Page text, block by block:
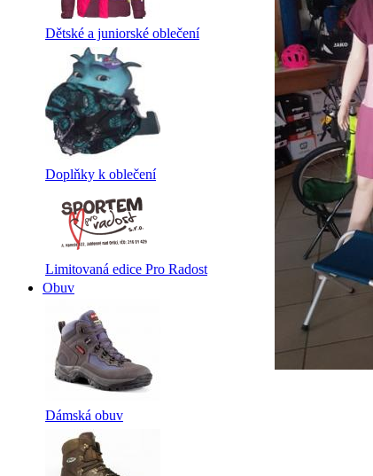
Dětské a juniorské oblečení
Doplňky k oblečení
Limitovaná edice Pro Radost
Obuv
Dámská obuv